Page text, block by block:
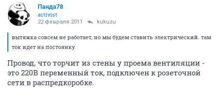
Панда78
activist
22 февраля 2011 kukuzu
вытяжка совсем не работает, но мы будем ставить электрический. там
ток идет на постоянку.
Провод, что торчит из стены у проема вентиляции -
это 220В переменный ток, подключен к розеточной
сети в распредкоробке.